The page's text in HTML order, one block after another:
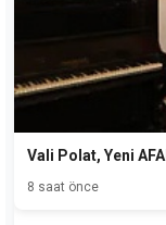
Vali Polat, Yeni
8 saat önce